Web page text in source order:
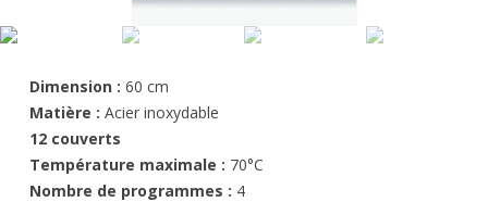
Dimension : 60 cm
Matière : Acier inoxydable
12 couverts
Température maximale : 70°C
Nombre de programmes : 4